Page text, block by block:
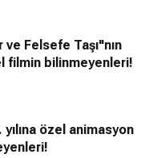
Felsefe Taşı"nın
filmin bilinmeyenleri!
özel animasyon